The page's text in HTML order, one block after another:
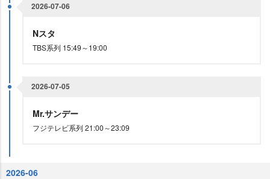
2026-07-06
Nスタ
TBS系列 15:49～19:00
2026-07-05
Mr.サンデー
フジテレビ系列 21:00～23:09
2026-06